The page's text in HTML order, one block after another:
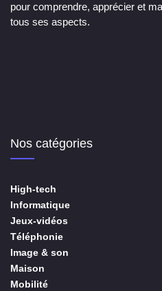
pour comprendre, apprécier et
tous ses aspects.
Nos catégories
High-tech
Informatique
Jeux-vidéos
Téléphonie
Image & son
Maison
Mobilité